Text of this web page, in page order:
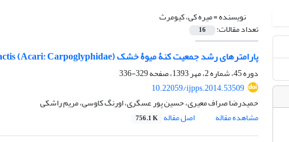
نویسنده =میره کی، کیومرث
تعداد مقالات: 16
پارامترهای رشد جمعیت کنۀ میوۀ خشک Carpoglyphus lactis (Acari: Carpoglyphidae) روی مخمر نان در دو دمای مختلف
دوره 45، شماره 2، مهر 1393، صفحه
329-336
10.22059/ijpps.2014.53509
حمیدرضا صراف معیری، حسین پور عسگری، اورنگ کاوسی، مریم راشکی
مشاهده مقاله
اصل مقاله 756.1 K